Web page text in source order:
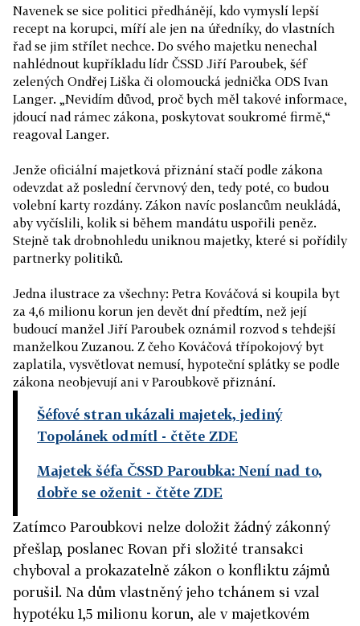
Navenek se sice politici předhánějí, kdo vymyslí lepší
recept na korupci, míří ale jen na úředníky, do vlastních
řad se jim střílet nechce. Do svého majetku nenechal
nahlédnout kupříkladu lídr ČSSD Jiří Paroubek, šéf
zelených Ondřej Liška či olomoucká jednička ODS Ivan
Langer. „Nevidím důvod, proč bych měl takové informace,
jdoucí nad rámec zákona, poskytovat soukromé firmě,“
reagoval Langer.
Jenže oficiální majetková přiznání stačí podle zákona
odevzdat až poslední červnový den, tedy poté, co budou
volební karty rozdány. Zákon navíc poslancům neukládá,
aby vyčíslili, kolik si během mandátu uspořili peněz.
Stejně tak drobnohledu uniknou majetky, které si pořídily
partnerky politiků.
Jedna ilustrace za všechny: Petra Kováčová si koupila byt
za 4,6 milionu korun jen devět dní předtím, než její
budoucí manžel Jiří Paroubek oznámil rozvod s tehdejší
manželkou Zuzanou. Z čeho Kováčová třípokojový byt
zaplatila, vysvětlovat nemusí, hypoteční splátky se podle
zákona neobjevují ani v Paroubkově přiznání.
Šéfové stran ukázali majetek, jediný
Topolánek odmítl - čtěte ZDE
Majetek šéfa ČSSD Paroubka: Není nad to,
dobře se oženit - čtěte ZDE
Zatímco Paroubkovi nelze doložit žádný zákonný
přešlap, poslanec Rovan při složité transakci
chyboval a prokazatelně zákon o konfliktu zájmů
porušil. Na dům vlastněný jeho tchánem si vzal
hypotéku 1,5 milionu korun, ale v majetkovém